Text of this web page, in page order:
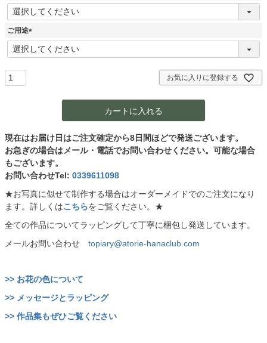
(
必
ご用途
(
必
お気に入りに登録する
カートに入れる
現在はお届け日はご注文確定から8日間ほどで発送ございます。
お急ぎの場合はメール・電話でお問い合わせください。可能な場合
もございます。
お問い合わせTel: 0339611098
★お写真に似せて制作する場合はオーダーメイドでのご注文になり
ます。詳しくはこちらをご覧ください。★
全ての作品についてラッピングして丁寧に梱包し発送しています。
メールお問い合わせ topiary@atorie-hanaclub.com
>> お花の色について
>> メッセージとラッピング
>> 作品集もぜひご覧ください